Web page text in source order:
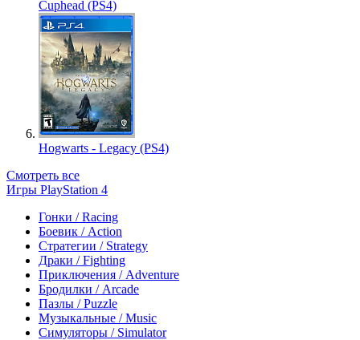
Cuphead (PS4)
Hogwarts - Legacy (PS4)
Смотреть все
Игры PlayStation 4
Гонки / Racing
Боевик / Action
Стратегии / Strategy
Драки / Fighting
Приключения / Adventure
Бродилки / Arcade
Пазлы / Puzzle
Музыкальные / Music
Симуляторы / Simulator